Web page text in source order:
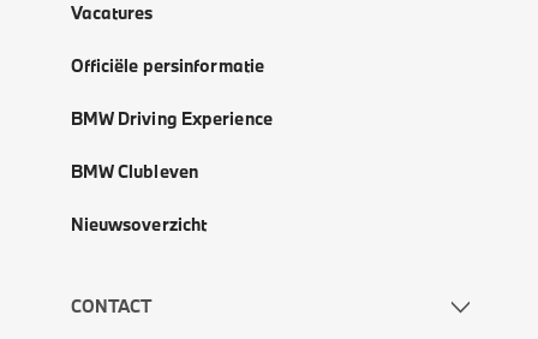
Vacatures
Officiële persinformatie
BMW Driving Experience
BMW Clubleven
Nieuwsoverzicht
CONTACT